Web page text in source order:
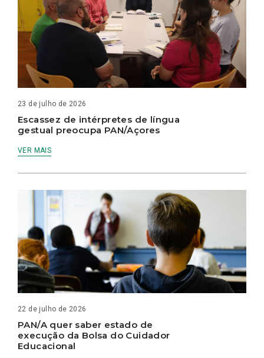
23 de julho de 2026
Escassez de intérpretes de língua
gestual preocupa PAN/Açores
VER MAIS
22 de julho de 2026
PAN/A quer saber estado de
execução da Bolsa do Cuidador
Educacional